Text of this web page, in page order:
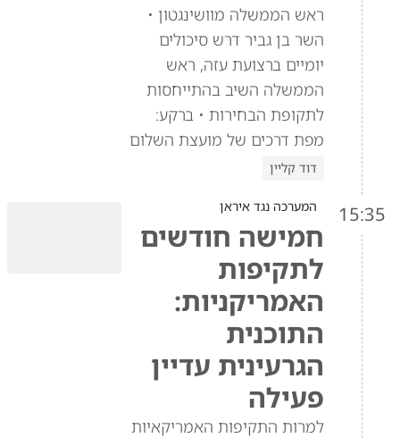
ראש הממשלה מוושינגטון •
השר בן גביר דרש סיכולים
יומיים ברצועת עזה, ראש
הממשלה השיב בהתייחסות
לתקופת הבחירות • ברקע:
מפת דרכים של מועצת השלום
דוד קליין
15:35 המערכה נגד איראן
חמישה חודשים
לתקיפות
האמריקניות:
התוכנית
הגרעינית עדיין
פעילה
למרות התקיפות האמריקאיות